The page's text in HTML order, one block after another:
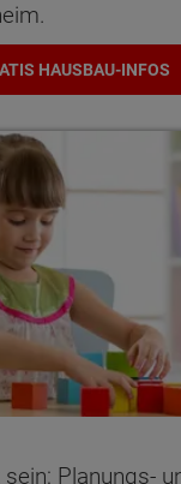
HAUSBAU-INFOS
und
Planungs-